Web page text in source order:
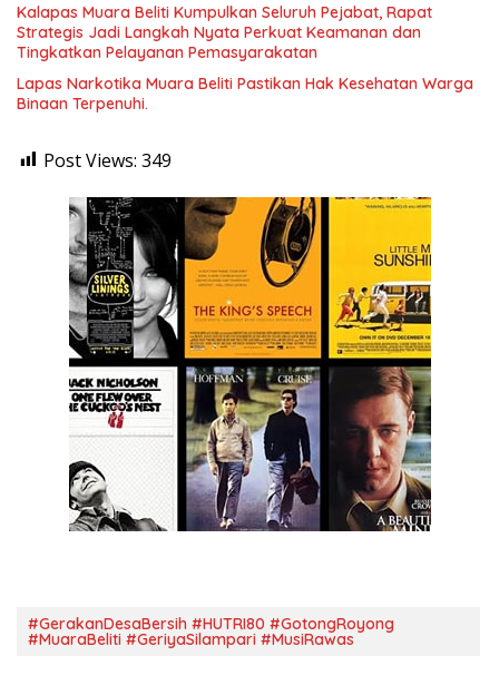
Kalapas Muara Beliti Kumpulkan Seluruh Pejabat, Rapat
Strategis Jadi Langkah Nyata Perkuat Keamanan dan
Tingkatkan Pelayanan Pemasyarakatan
Lapas Narkotika Muara Beliti Pastikan Hak Kesehatan Warga
Binaan Terpenuhi.
Post Views: 349
#GerakanDesaBersih #HUTRI80 #GotongRoyong
#MuaraBeliti #GeriyaSilampari #MusiRawas